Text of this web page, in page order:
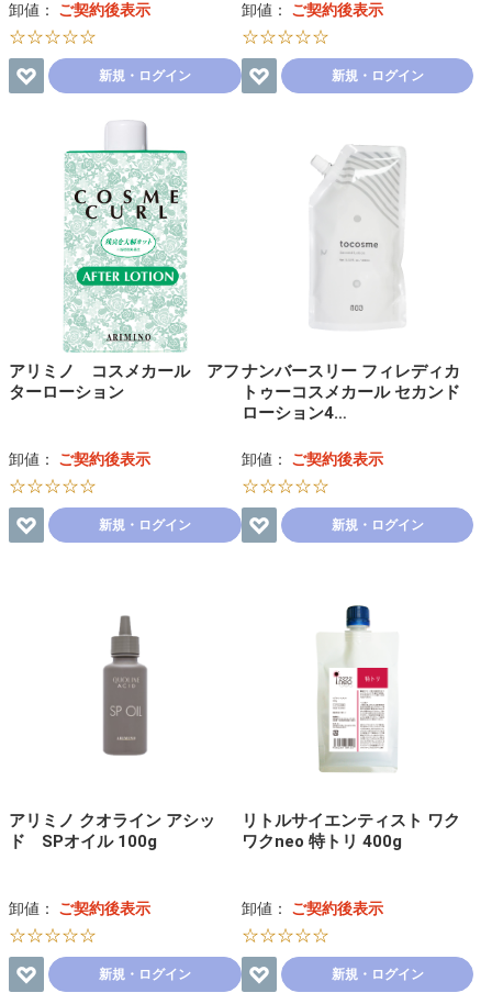
卸値： ご契約後表示
☆☆☆☆☆
新規・ログイン
卸値： ご契約後表示
☆☆☆☆☆
新規・ログイン
アリミノ コスメカール アフ
ターローション
卸値： ご契約後表示
☆☆☆☆☆
新規・ログイン
ナンバースリー フィレディカ
トゥーコスメカール セカンド
ローション4…
卸値： ご契約後表示
☆☆☆☆☆
新規・ログイン
アリミノ クオライン アシッ
ド SPオイル 100g
卸値： ご契約後表示
☆☆☆☆☆
新規・ログイン
リトルサイエンティスト ワク
ワクneo 特トリ 400g
卸値： ご契約後表示
☆☆☆☆☆
新規・ログイン